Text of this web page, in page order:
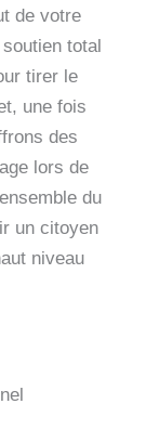
de votre
total
tirer le
une fois
des
lors de
du
un citoyen
niveau